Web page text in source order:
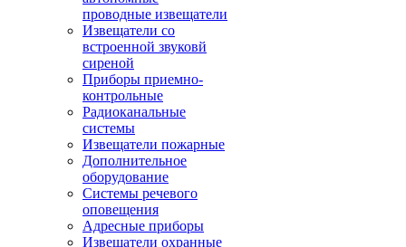
проводные извещатели
Извещатели со
встроенной звуковй
сиреной
Приборы приемно-
контрольные
Радиоканальные
системы
Извещатели пожарные
Дополнительное
оборудование
Системы речевого
оповещения
Адресные приборы
Извещатели охранные